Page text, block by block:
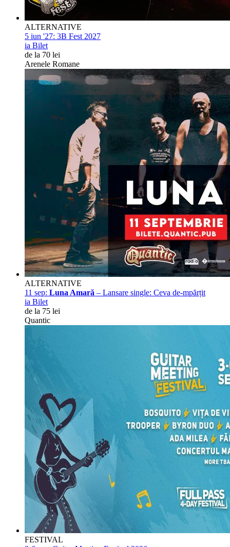
ALTERNATIVE
5 iun '27: 3B Fest 2027
ia Bilet
de la 70 lei
Arenele Romane
ALTERNATIVE
11 sep: Luna Amară – Lansare single: Ceva de-mpărțit
ia Bilet
de la 75 lei
Quantic
FESTIVAL